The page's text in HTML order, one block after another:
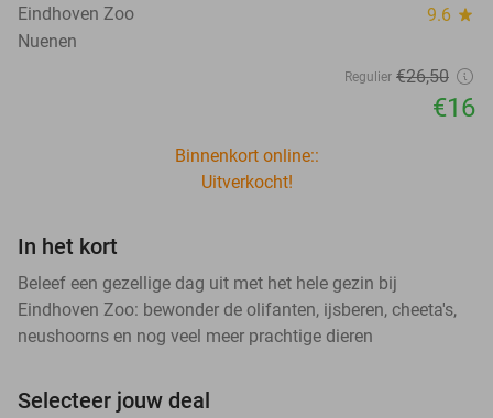
Eindhoven Zoo 9.6 star
Nuenen
Regulier €26,50
€16
Binnenkort online::
Uitverkocht!
In het kort
Beleef een gezellige dag uit met het hele gezin bij
Eindhoven Zoo: bewonder de olifanten, ijsberen, cheeta's,
neushoorns en nog veel meer prachtige dieren
Selecteer jouw deal